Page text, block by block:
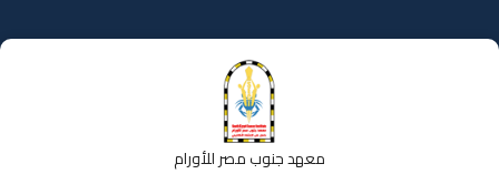
إلى
المحتوى
معهد جنوب مصر للأورام